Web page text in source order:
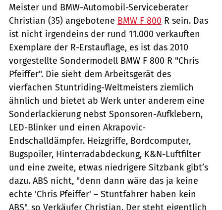
Meister und BMW-Automobil-Serviceberater
Christian (35) angebotene BMW F 800 R sein. Das
ist nicht irgendeins der rund 11.000 verkauften
Exemplare der R-Erstauflage, es ist das 2010
vorgestellte Sondermodell BMW F 800 R "Chris
Pfeiffer". Die sieht dem Arbeitsgerät des
vierfachen Stuntriding-Weltmeisters ziemlich
ähnlich und bietet ab Werk unter anderem eine
Sonderlackierung nebst Sponsoren-Aufklebern,
LED-Blinker und einen Akrapovic-
Endschalldämpfer. Heizgriffe, Bordcomputer,
Bugspoiler, Hinterradabdeckung, K&N-Luftfilter
und eine zweite, etwas niedrigere Sitzbank gibt’s
dazu. ABS nicht, "denn dann wäre das ja keine
echte 'Chris Pfeiffer' – Stuntfahrer haben kein
ABS", so Verkäufer Christian. Der steht eigentlich